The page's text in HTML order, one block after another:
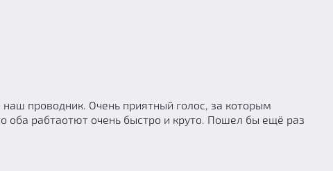
проводник. Очень приятный голос, за которым
оба рабтаотют очень быстро и круто. Пошел бы ещё раз